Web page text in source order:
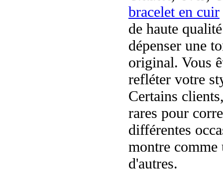
bracelet en cuir
de haute
dépenser une
original. Vous
refléter votre
Certains
rares pour
différentes
montre comme
d'autres.